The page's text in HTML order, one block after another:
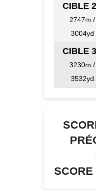
CIBLE 2
2747m /
3004yd
CIBLE 3
3230m /
3532yd
SCORE